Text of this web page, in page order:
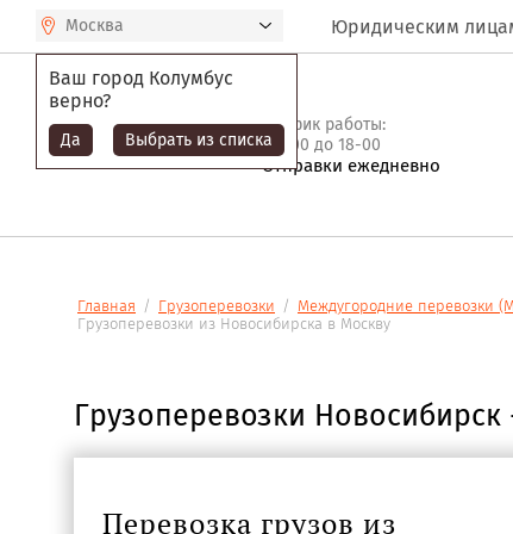
Москва
Ваш город Колумбус
верно?
Да Выбрать из списка
Юридическим
График работы:
c 9-00 до 18-00
Отправки ежедневно
Главная / Грузоперевозки / Междугородние перевозки
Грузоперевозки из Новосибирска в Москву
Грузоперевозки
Перевозка грузов из